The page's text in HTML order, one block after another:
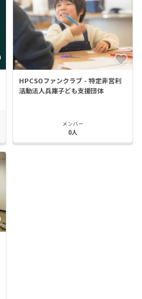
HPCSOファンクラブ - 特定非営利
活動法人兵庫子ども支援団体
メンバー
0人